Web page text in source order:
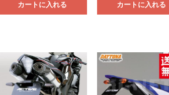
カートに入れる カートに入れる